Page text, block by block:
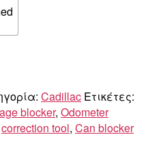
Cadillac Ετικέτες:
blocker, Odometer
correction tool, Can blocker